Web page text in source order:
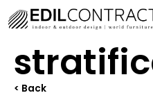
< Back